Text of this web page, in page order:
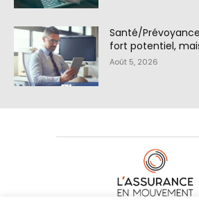
Santé/
fort potentiel,
Août 5, 2026